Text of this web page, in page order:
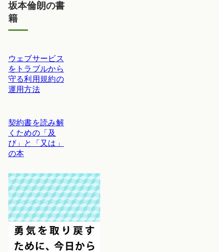
坂本倫朗の書
籍
ウェブサービス
をトラブルから
守る利用規約の
運用方法
契約書を読み解
くための「及
び」と「又は」
の本